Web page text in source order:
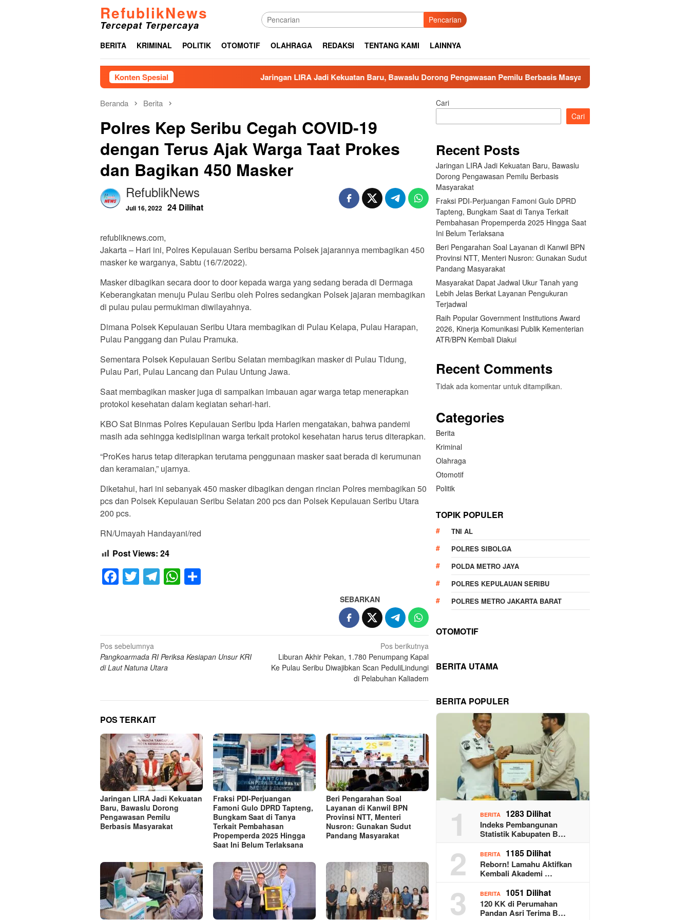
RefublikNews
Tercepat Terpercaya Pencarian
BERITA KRIMINAL POLITIK OTOMOTIF OLAHRAGA REDAKSI TENTANG KAMI LAINNYA
Konten Spesial Jaringan LIRA Jadi Kekuatan Baru, Bawaslu Dorong Pengawasan Pemilu Berbasis Masyarakat
Beranda Berita
Polres Kep Seribu Cegah COVID-19
dengan Terus Ajak Warga Taat Prokes
dan Bagikan 450 Masker
RefublikNews
Juli 16, 2022 24 Dilihat
refubliknews.com,
Jakarta – Hari ini, Polres Kepulauan Seribu bersama Polsek jajarannya membagikan 450
masker ke warganya, Sabtu (16/7/2022).
Masker dibagikan secara door to door kepada warga yang sedang berada di Dermaga
Keberangkatan menuju Pulau Seribu oleh Polres sedangkan Polsek jajaran membagikan
di pulau pulau permukiman diwilayahnya.
Dimana Polsek Kepulauan Seribu Utara membagikan di Pulau Kelapa, Pulau Harapan,
Pulau Panggang dan Pulau Pramuka.
Sementara Polsek Kepulauan Seribu Selatan membagikan masker di Pulau Tidung,
Pulau Pari, Pulau Lancang dan Pulau Untung Jawa.
Saat membagikan masker juga di sampaikan imbauan agar warga tetap menerapkan
protokol kesehatan dalam kegiatan sehari-hari.
KBO Sat Binmas Polres Kepulauan Seribu Ipda Harlen mengatakan, bahwa pandemi
masih ada sehingga kedisiplinan warga terkait protokol kesehatan harus terus diterapkan.
“ProKes harus tetap diterapkan terutama penggunaan masker saat berada di kerumunan
dan keramaian,” ujarnya.
Diketahui, hari ini sebanyak 450 masker dibagikan dengan rincian Polres membagikan 50
pcs dan Polsek Kepulauan Seribu Selatan 200 pcs dan Polsek Kepulauan Seribu Utara
200 pcs.
RN/Umayah Handayani/red
Post Views: 24
Facebook
Twitter
Telegram
WhatsApp
SEBARKAN
Navigasi
pos
Pos sebelumnya
Pangkoarmada RI Periksa Kesiapan Unsur KRI
di Laut Natuna Utara
Pos berikutnya
Liburan Akhir Pekan, 1.780 Penumpang Kapal
Ke Pulau Seribu Diwajibkan Scan PeduliLindungi
di Pelabuhan Kaliadem
POS TERKAIT
Jaringan LIRA Jadi Kekuatan
Baru, Bawaslu Dorong
Pengawasan Pemilu
Berbasis Masyarakat
Fraksi PDI-Perjuangan
Famoni Gulo DPRD Tapteng,
Bungkam Saat di Tanya
Terkait Pembahasan
Propemperda 2025 Hingga
Saat Ini Belum Terlaksana
Beri Pengarahan Soal
Layanan di Kanwil BPN
Provinsi NTT, Menteri
Nusron: Gunakan Sudut
Pandang Masyarakat
Cari
Cari
Recent Posts
Jaringan LIRA Jadi Kekuatan Baru, Bawaslu
Dorong Pengawasan Pemilu Berbasis
Masyarakat
Fraksi PDI-Perjuangan Famoni Gulo DPRD
Tapteng, Bungkam Saat di Tanya Terkait
Pembahasan Propemperda 2025 Hingga Saat
Ini Belum Terlaksana
Beri Pengarahan Soal Layanan di Kanwil BPN
Provinsi NTT, Menteri Nusron: Gunakan Sudut
Pandang Masyarakat
Masyarakat Dapat Jadwal Ukur Tanah yang
Lebih Jelas Berkat Layanan Pengukuran
Terjadwal
Raih Popular Government Institutions Award
2026, Kinerja Komunikasi Publik Kementerian
ATR/BPN Kembali Diakui
Recent Comments
Tidak ada komentar untuk ditampilkan.
Categories
Berita
Kriminal
Olahraga
Otomotif
Politik
TOPIK POPULER
TNI AL
POLRES SIBOLGA
POLDA METRO JAYA
POLRES KEPULAUAN SERIBU
POLRES METRO JAKARTA BARAT
OTOMOTIF
BERITA UTAMA
BERITA POPULER
1 BERITA 1283 Dilihat
Indeks Pembangunan
Statistik Kabupaten B…
2 BERITA 1185 Dilihat
Reborn! Lamahu Aktifkan
Kembali Akademi …
3 BERITA 1051 Dilihat
120 KK di Perumahan
Pandan Asri Terima B…